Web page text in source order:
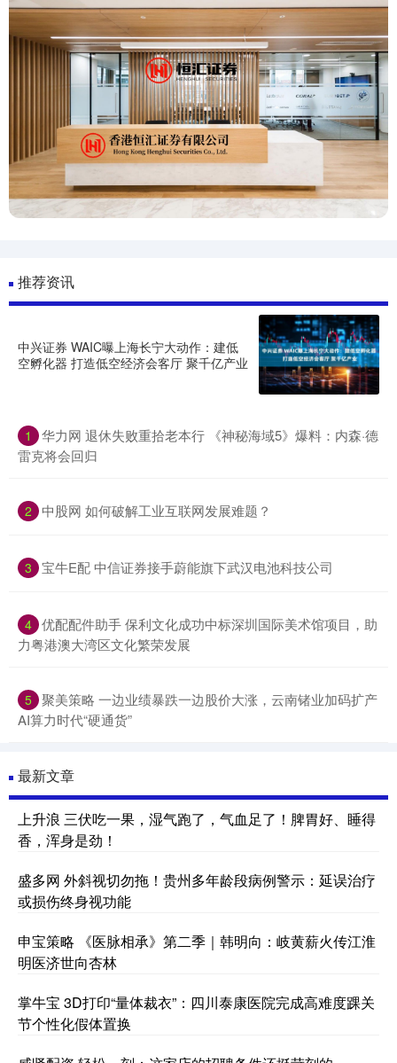
推荐资讯
中兴证券 WAIC曝上海长宁大动作：建低
空孵化器 打造低空经济会客厅 聚千亿产业
1
华力网 退休失败重拾老本行 《神秘海域5》爆料：内森·德
雷克将会回归
2 中股网 如何破解工业互联网发展难题？
3 宝牛E配 中信证券接手蔚能旗下武汉电池科技公司
4 优配配件助手 保利文化成功中标深圳国际美术馆项目，助
力粤港澳大湾区文化繁荣发展
5 聚美策略 一边业绩暴跌一边股价大涨，云南锗业加码扩产
AI算力时代“硬通货”
最新文章
上升浪 三伏吃一果，湿气跑了，气血足了！脾胃好、睡得
香，浑身是劲！
盛多网 外斜视切勿拖！贵州多年龄段病例警示：延误治疗
或损伤终身视功能
申宝策略 《医脉相承》第二季｜韩明向：岐黄薪火传江淮
明医济世向杏林
掌牛宝 3D打印“量体裁衣”：四川泰康医院完成高难度踝关
节个性化假体置换